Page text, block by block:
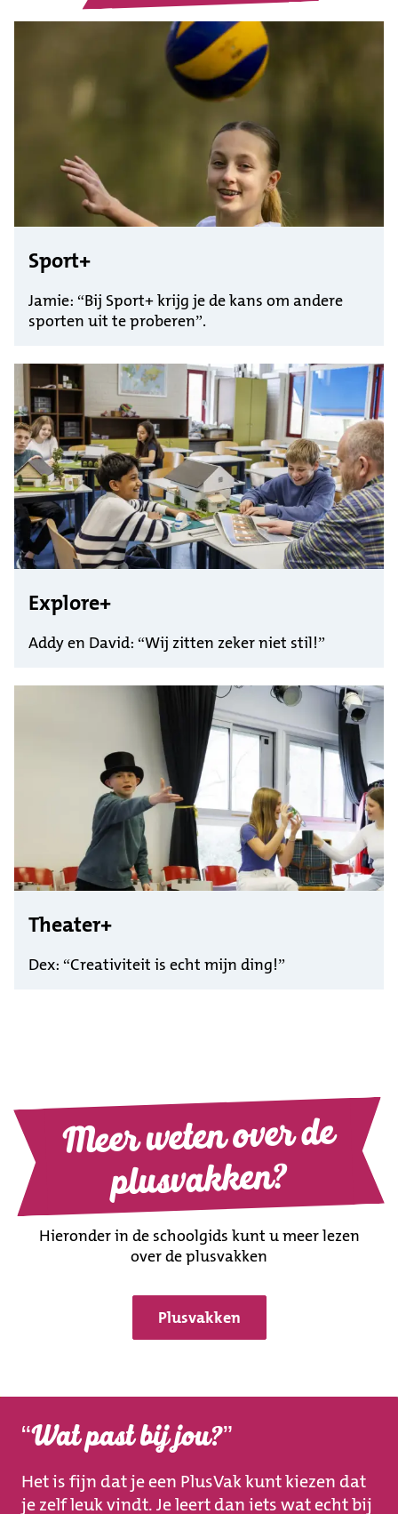
Sport+
Jamie: “Bij Sport+ krijg je de kans om andere
sporten uit te proberen”.
Explore+
Addy en David: “Wij zitten zeker niet stil!”
Theater+
Dex: “Creativiteit is echt mijn ding!”
Meer weten over de
plusvakken?
Hieronder in de schoolgids kunt u meer lezen
over de plusvakken
Plusvakken
Wat past bij jou?
Het is fijn dat je een PlusVak kunt kiezen dat
je zelf leuk vindt. Je leert dan iets wat echt bij